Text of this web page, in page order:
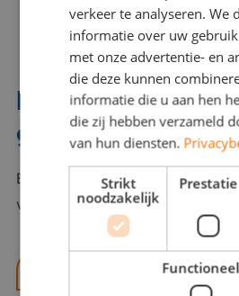
Interesse? Benno
graag verder!
Bel of mail Benno met al jouw
voor je klaar en helpt je graag!
benno@viajou.nl
verkeer te analyseren. We
informatie over uw
met onze advertentie- en
die deze kunnen
informatie die u aan hen
die zij hebben verzameld
van hun diensten.
Strikt
noodzakelijk
Prestatie
Functioneel